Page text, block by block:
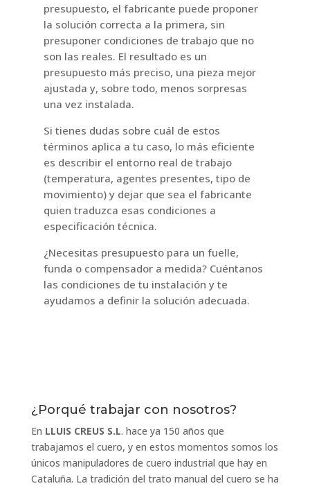
presupuesto, el fabricante puede proponer
la solución correcta a la primera, sin
presuponer condiciones de trabajo que no
son las reales. El resultado es un
presupuesto más preciso, una pieza mejor
ajustada y, sobre todo, menos sorpresas
una vez instalada.
Si tienes dudas sobre cuál de estos
términos aplica a tu caso, lo más eficiente
es describir el entorno real de trabajo
(temperatura, agentes presentes, tipo de
movimiento) y dejar que sea el fabricante
quien traduzca esas condiciones a
especificación técnica.
¿Necesitas presupuesto para un fuelle,
funda o compensador a medida? Cuéntanos
las condiciones de tu instalación y te
ayudamos a definir la solución adecuada.
¿Porqué trabajar con nosotros?
En LLUIS CREUS S.L. hace ya 150 años que
trabajamos el cuero, y en estos momentos somos los
únicos manipuladores de cuero industrial que hay en
Cataluña. La tradición del trato manual del cuero se ha